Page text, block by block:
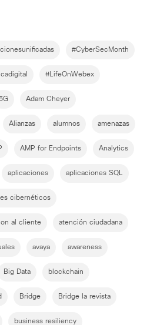
#CyberSecMonth
#LifeOnWebex
5G Adam Cheyer
Alianzas alumnos amenazas
AMP for Endpoints Analytics
aplicaciones aplicaciones SQL
cibernéticos
al cliente atención ciudadana
avaya awareness
Big Data blockchain
Bridge Bridge la revista
business resiliency